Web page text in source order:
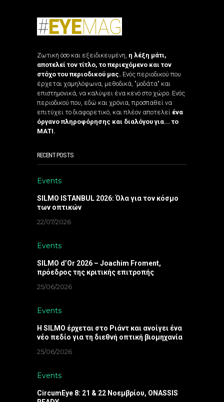
Ζωτική όσο και εξειδικευμένη, η λέξη μάτι,
αποτελεί τον τίτλο, το περιεχόμενο και τον
στόχο του περιοδικού μας. Ενός περιοδικού που
έρχεται χαμηλόφωνα, μεθοδικά, "μοδάτα" και
επιστημονικά, να καλύψει ένα κενό στο χώρο. Ενός
περιοδικού που, εδώ και χρόνια, προσπαθεί να
επιτύχει το διαφορετικό, και πλέον αποτελεί ένα
όργανο πληροφόρησης και διαλόγου για... το
ΜΑΤΙ.
RECENT POSTS
Events
SILMO ISTANBUL 2026: Όλα για τον κόσμο
των οπτικών
22/07/2026
Events
SILMO d’Or 2026 – Joachim Froment,
πρόεδρος της κριτικής επιτροπής
25/06/2026
Events
Η SILMO έρχεται στο Ριάντ και ανοίγει ένα
νέο πεδίο για τη διεθνή οπτική βιομηχανία
25/06/2026
Events
CircumEye 8: 21 & 22 Νοεμβρίου, ONASSIS